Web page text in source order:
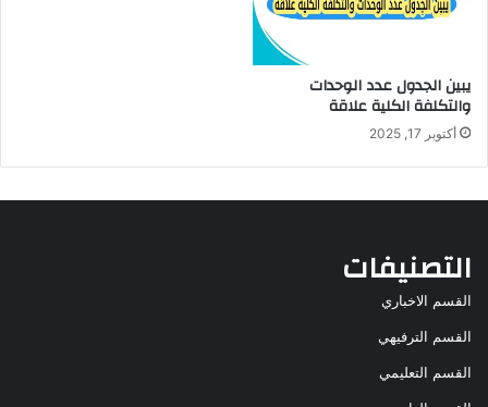
يبين الجدول عدد الوحدات
والتكلفة الكلية علاقة
أكتوبر 17, 2025
التصنيفات
القسم الاخباري
القسم الترفيهي
القسم التعليمي